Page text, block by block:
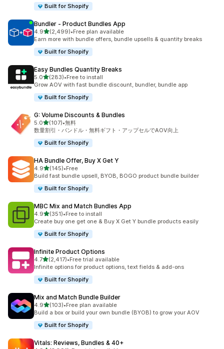
Built for Shopify
Bundler ‑ Product Bundles App
4.95つ星中
(2,499)
合計レビュー数：2499件
•Free plan available
Earn more with bundle offers, bundle upsells & quantity breaks
Built for Shopify
Easy Bundles Quantity Breaks
5.05つ星中
(283)
合計レビュー数：283件
•Free to install
Grow AOV with fast bundle discount, bundler, bundle app
Built for Shopify
G: Volume Discounts & Bundles
5.05つ星中
(107)
合計レビュー数：107件
•無料
数量割引・バンドル・無料ギフト・アップセルでAOV向上
Built for Shopify
HA Bundle Offer, Buy X Get Y
4.95つ星中
(145)
合計レビュー数：145件
•Free
Build fast bundle upsell, BYOB, BOGO product bundle builder
Built for Shopify
MBC Mix and Match Bundles App
4.95つ星中
(351)
合計レビュー数：351件
•Free to install
Create buy one get one & Buy X Get Y bundle products easily
Built for Shopify
Infinite Product Options
4.75つ星中
(2,417)
合計レビュー数：2417件
•Free trial available
Infinite options for product options, text fields & add-ons
Built for Shopify
Mix and Match Bundle Builder
4.95つ星中
(103)
合計レビュー数：103件
•Free plan available
Build a box or build your own bundle (BYOB) to grow your AOV
Built for Shopify
Vitals: Reviews, Bundles & 40+